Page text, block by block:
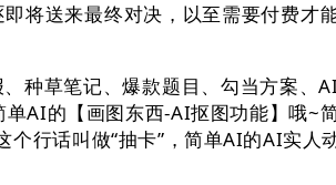
送来最终对决，以至需要付费才
草笔记、爆款题目、勾当方案、
AI的【画图东西-AI抠图功能】哦~
行话叫做“抽卡”，简单AI的AI实